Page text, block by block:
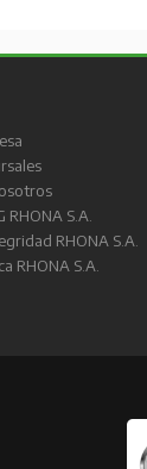
RHONA S.A.
RHONA S.A.
RHONA S.A.